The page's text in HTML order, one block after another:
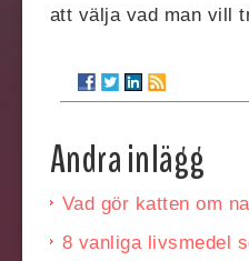
att välja vad man vill
Andra inlägg
Vad gör katten om
8 vanliga livsmedel